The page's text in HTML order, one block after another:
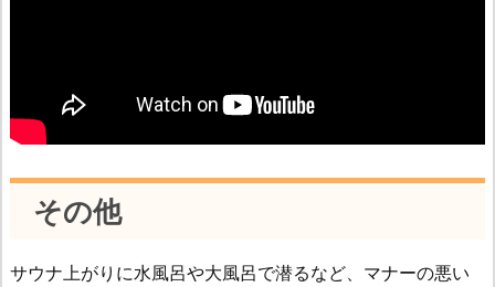
その他
サウナ上がりに水風呂や大風呂で潜るなど、マナーの悪い